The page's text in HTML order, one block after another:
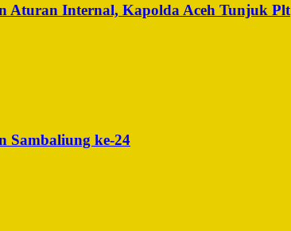
Aturan Internal, Kapolda Aceh Tunjuk Plt
Sambaliung ke-24